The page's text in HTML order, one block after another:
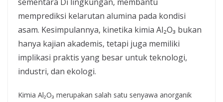
memprediksi kelarutan alumina pada kondisi
asam. Kesimpulannya, kinetika kimia Al₂O₃ bukan
hanya kajian akademis, tetapi juga memiliki
implikasi praktis yang besar untuk teknologi,
industri, dan ekologi.
Kimia Al₂O₃ merupakan salah satu senyawa anorganik